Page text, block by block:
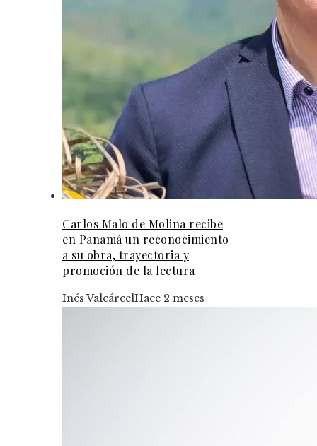
Carlos Malo de Molina recibe
en Panamá un reconocimiento
a su obra, trayectoria y
promoción de la lectura
Inés ValcárcelHace 2 meses